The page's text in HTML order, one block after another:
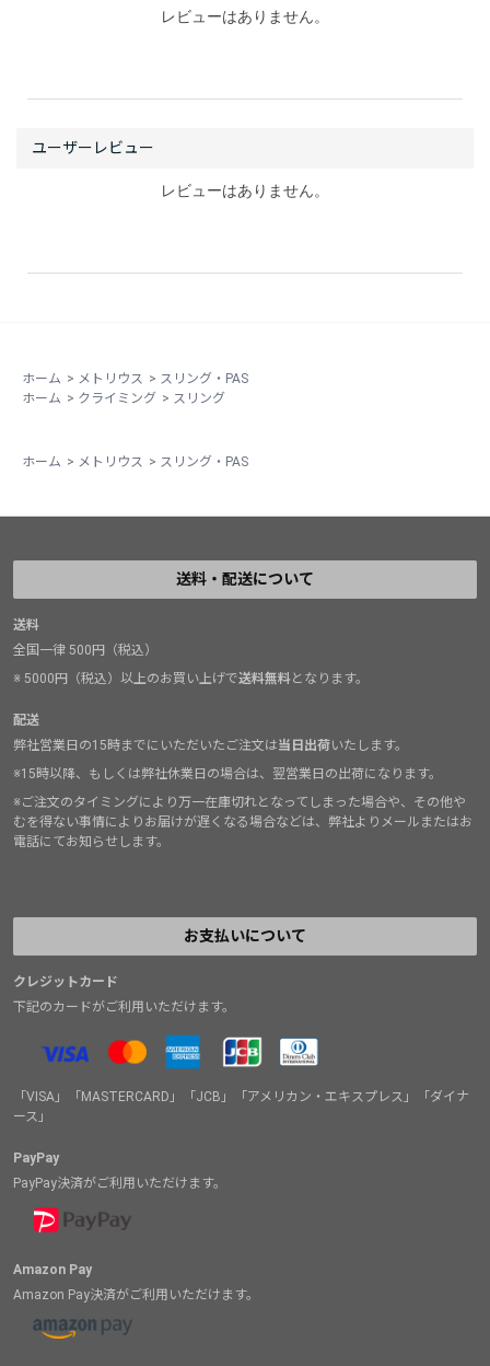
レビューはありません。
レビューはありません。
ホーム > メトリウス > スリング・PAS
ホーム > クライミング > スリング
ホーム > メトリウス > スリング・PAS
送料・配送について
送料
全国一律 500円（税込）
※ 5000円（税込）以上のお買い上げで送料無料となります。
配送
弊社営業日の15時までにいただいたご注文は当日出荷いたします。
※15時以降、もしくは弊社休業日の場合は、翌営業日の出荷になります。
※ご注文のタイミングにより万一在庫切れとなってしまった場合や、その他や
むを得ない事情によりお届けが遅くなる場合などは、弊社よりメールまたはお
電話にてお知らせします。
お支払いについて
クレジットカード
下記のカードがご利用いただけます。
「VISA」「MASTERCARD」「JCB」「アメリカン・エキスプレス」「ダイナ
ース」
PayPay
PayPay決済がご利用いただけます。
Amazon Pay
Amazon Pay決済がご利用いただけます。